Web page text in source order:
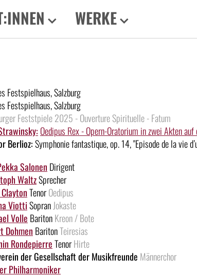
WERKE
Festspielhaus, Salzburg
Festspielhaus, Salzburg
Feststpiele 2025 - Ouverture Spirituelle - Fatum
Oedipus Rex - Opern-Oratorium in zwei Akten
Berlioz:Symphonie fantastique, op. 14, "Episode de la vie
Salonen Dirigent
WaltzSprecher
TenorOedipus
ViottiSopranJokaste
Volle BaritonKreon / Bote
Dohmen BaritonTeiresias
RondepierreTenorHirte
der Gesellschaft der Musikfreunde Männerchor
Philharmoniker